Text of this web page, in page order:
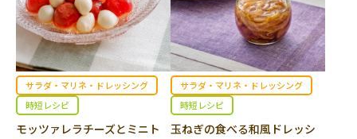
サラダ・マリネ・ドレッシング
時短レシピ
モッツァレラチーズとミニト
サラダ・マリネ・ドレッシング
時短レシピ
玉ねぎの食べる和風ドレッシ